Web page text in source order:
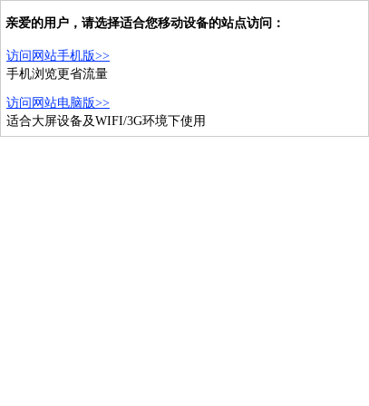
亲爱的用户，请选择适合您移动设备的站点访问：
访问网站手机版>>
手机浏览更省流量
访问网站电脑版>>
适合大屏设备及WIFI/3G环境下使用